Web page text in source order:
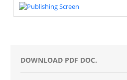
DOWNLOAD PDF DOC.